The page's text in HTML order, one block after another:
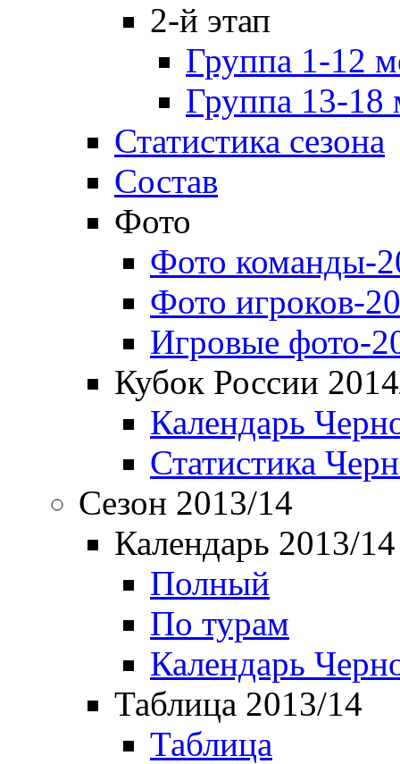
2-й этап
Группа 1-12
Группа 13-18
Статистика сезона
Состав
Фото
Фото команды-
Фото игроков-
Игровые фото-
Кубок России
Календарь
Статистика
Сезон 2013/14
Календарь 2013/14
Полный
По турам
Календарь
Таблица 2013/14
Таблица